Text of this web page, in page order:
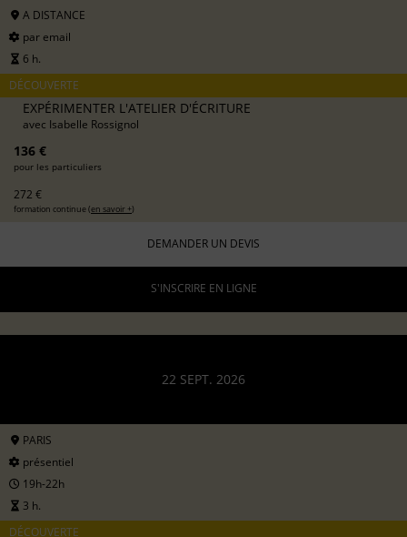
A DISTANCE
par email
6 h.
DÉCOUVERTE
EXPÉRIMENTER L'ATELIER D'ÉCRITURE
avec Isabelle Rossignol
136 €
pour les particuliers
272 €
formation continue (en savoir +)
DEMANDER UN DEVIS
S'INSCRIRE EN LIGNE
22 SEPT. 2026
PARIS
présentiel
19h-22h
3 h.
DÉCOUVERTE